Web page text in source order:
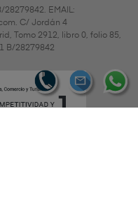
28279842. EMAIL:
C/ Jordán 4
Tomo 2912, libro 0, folio 85,
B/28279842